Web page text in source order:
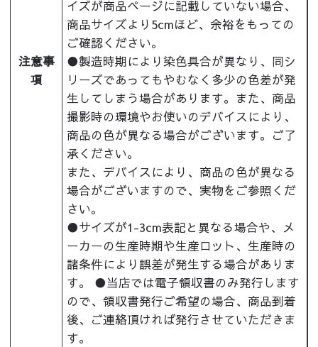
注意事
項
イズが商品ページに記載していない場合、
商品サイズより5cmほど、余裕をもっての
ご確認ください。
●製造時期により染色具合が異なり、同シ
リーズであってもやむなく多少の色差が発
生してしまう場合があります。また、商品
撮影時の環境やお使いのデバイスにより、
商品の色が異なる場合がございます。ご了
承ください。
また、デバイスにより、商品の色が異なる
場合がございますので、実物をご参照くだ
さい。
●サイズが1-3cm表記と異なる場合や、メ
ーカーの生産時期や生産ロット、生産時の
諸条件により誤差が発生する場合がありま
す。 ●当店では電子領収書のみ発行します
ので、領収書発行ご希望の場合、商品到着
後、ご連絡頂ければ発行させていただきま
す。